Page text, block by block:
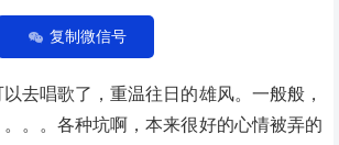
复制微信号
唱歌了，重温往日的雄风。一般般，
。。各种坑啊，本来很好的心情被弄的